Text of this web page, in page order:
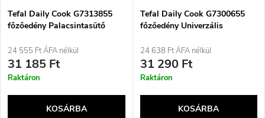
Tefal Daily Cook G7313855
főzőedény Palacsintasütő
24 555 Ft ÁFA nélkül
31 185 Ft
Raktáron
KOSÁRBA
Tefal Daily Cook G7300655
főzőedény Univerzális
24 638 Ft ÁFA nélkül
31 290 Ft
Raktáron
KOSÁRBA